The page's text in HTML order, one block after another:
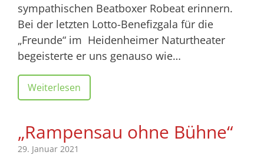
sympathischen Beatboxer Robeat erinnern.
Bei der letzten Lotto-Benefizgala für die
„Freunde“ im Heidenheimer Naturtheater
begeisterte er uns genauso wie…
Weiterlesen
„Rampensau ohne Bühne“
29. Januar 2021